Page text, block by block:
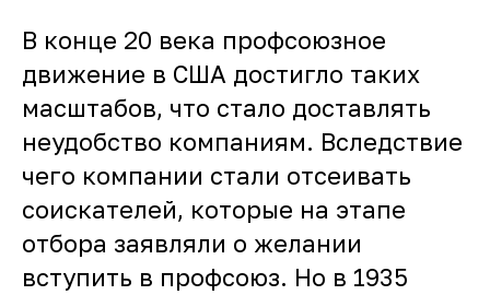
В конце 20 века профсоюзное
движение в США достигло таких
масштабов, что стало доставлять
неудобство компаниям. Вследствие
чего компании стали отсеивать
соискателей, которые на этапе
отбора заявляли о желании
вступить в профсоюз. Но в 1935